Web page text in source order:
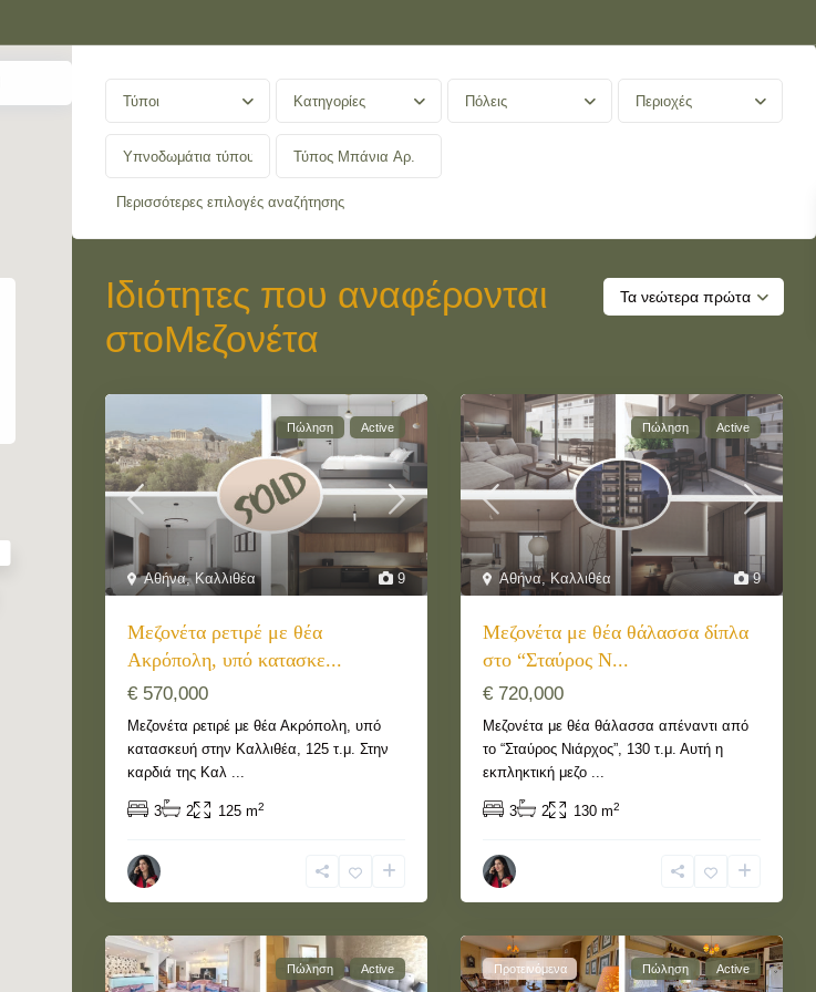
Τύποι Κατηγορίες Πόλεις Περιοχές
Περισσότερες επιλογές αναζήτησης
Τα νεώτερα πρώτα
Ιδιότητες που αναφέρονται
στοΜεζονέτα
9
Αθήνα, Καλλιθέα
Πώληση Active
Μεζονέτα ρετιρέ με θέα
Ακρόπολη, υπό κατασκε...
€ 570,000
Μεζονέτα ρετιρέ με θέα Ακρόπολη, υπό
κατασκευή στην Καλλιθέα, 125 τ.μ. Στην
καρδιά της Καλ
3 2 125 m2
9
Αθήνα, Καλλιθέα
Πώληση Active
Μεζονέτα με θέα θάλασσα δίπλα
στο “Σταύρος Ν...
€ 720,000
Μεζονέτα με θέα θάλασσα απέναντι από
το “Σταύρος Νιάρχος”, 130 τ.μ. Αυτή η
εκπληκτική μεζο
3 2 130 m2
Πώληση Active Προτεινόμενα Πώληση Active